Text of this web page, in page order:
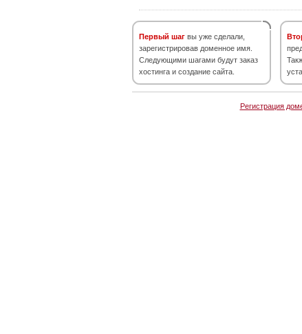
Первый шаг вы уже сделали,
зарегистрировав доменное имя.
Следующими шагами будут заказ
хостинга и создание сайта.
Регистрация